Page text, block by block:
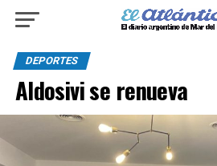
DEPORTES
Aldosivi se renueva